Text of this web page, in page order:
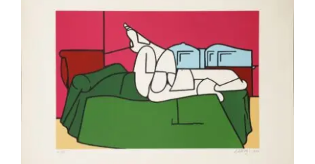
Valerio Adami – La Camara da Letto